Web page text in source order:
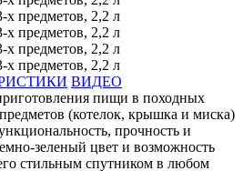
ВИДЕО
пищи в походных
(котелок, крышка и миска)
прочность и
зеленый цвет и возможность
стильным спутником в любом